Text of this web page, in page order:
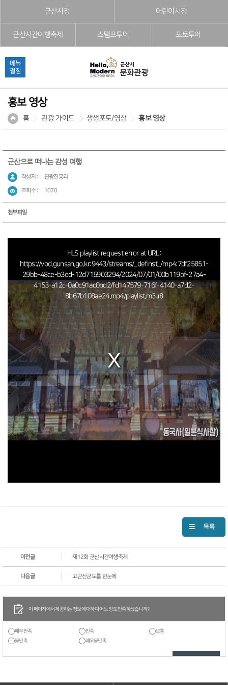
군산시청 어린이시청
군산시간여행축제 스탬프투어 포토투어
메뉴
펼침
홍보 영상
홈 관광 가이드 생생포토/영상 홍보 영상
군산으로 떠나는 감성 여행
작성자 : 관광진흥과
조회수 : 1070
첨부파일
window.
HLS playlist request error at URL:
https://vod.gunsan.go.kr:9443/streams/_definst_/mp4:7df25851-
29bb-48ce-b3ed-12d715903294/2024/07/01/00b119bf-27a4-
4153-a12c-0a0c91ac0bd2/fd147579-716f-4140-a7d2-
8b67b108ae24.mp4/playlist.m3u8
이전글 제12회 군산시간여행축제
다음글 고군산군도를 한눈에
이 페이지에서 제공하는 정보에 대하여 어느 정도 만족하셨습니까?
매우만족 만족
보통
불만족
매우불만족